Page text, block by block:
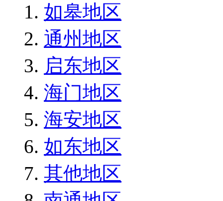
如皋地区
通州地区
启东地区
海门地区
海安地区
如东地区
其他地区